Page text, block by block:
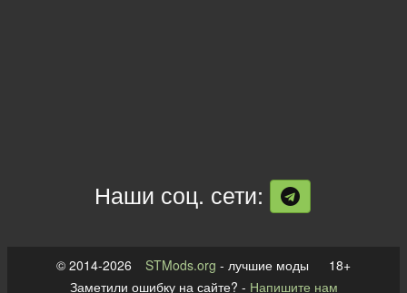
Наши соц. сети:
© 2014-2026 STMods.org - лучшие моды 18+
Заметили ошибку на сайте? - Напишите нам